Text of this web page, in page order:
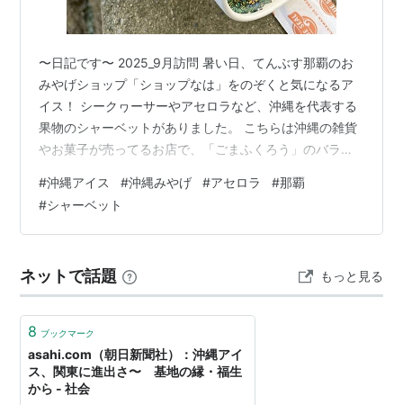
〜日記です〜 2025_9月訪問 暑い日、てんぶす那覇のお
みやげショップ「ショップなは」をのぞくと気になるア
イス！ シークヮーサーやアセロラなど、沖縄を代表する
果物のシャーベットがありました。 こちらは沖縄の雑貨
やお菓子が売ってるお店で、「ごまふくろう」のバラも
ーベット パッケージかわいいね。ビタミンを感じる？元
気なピンクオレンジカラー。あまずっぱくてさわやか。
暑い日に心地よい癒しをくれました。沖縄の恵み、あり
0013 沖縄県那覇市牧志3丁目2-10てんぶす那覇 1階
TEL：098-8…
#沖縄アイス #沖縄みやげ #アセロラ #那覇
#シャーベット
ネットで話題 もっと見る
8 ブックマーク
asahi.com（朝日新聞社）：沖縄アイ
ス、関東に進出さ〜 基地の縁・福生
から - 社会